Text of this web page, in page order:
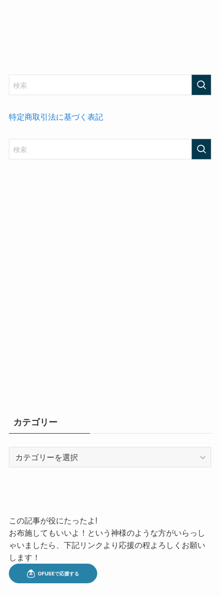
特定商取引法に基づく表記
カテゴリー
この記事が役にたったよ!
お布施してもいいよ！という神様のような方がいらっし
ゃいましたら、下記リンクより応援の程よろしくお願い
します！